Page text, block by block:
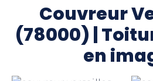
Couvreur
(78000) |
en